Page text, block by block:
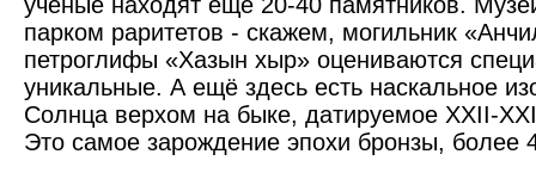
парком раритетов - скажем, могильник
петроглифы «Хазын хыр» оцениваются
уникальные. А ещё здесь есть наскальное
Солнца верхом на быке, датируемое XXII-
Это самое зарождение эпохи бронзы, более